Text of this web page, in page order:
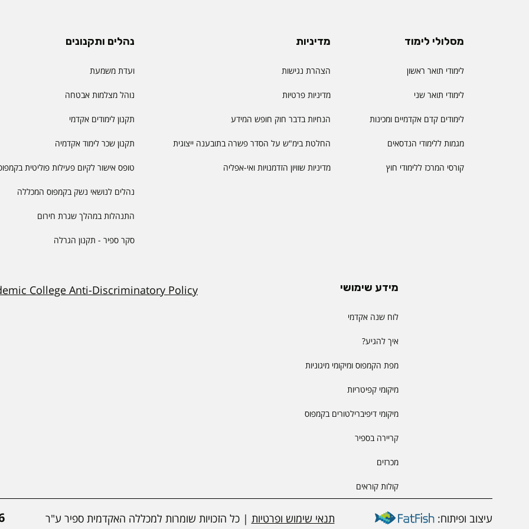
מסלולי לימוד
לימודי תואר ראשון
לימודי תואר שני
לימודים קדם אקדמיים ומכינות
מגמות ללימודי הנדסאים
קורסי המרכז ללימודי חוץ
מדיניות
הצהרת נגישות
מדיניות פרטיות
הנחיות בדבר חוק חופש המידע
החלטת בימ"ש על הסדר פשרה בתובענה ייצוגית
מדיניות שוויון הזדמנויות ואי-אפליה
נהלים ותקנונים
ועדת משמעת
נוהל מצלמות אבטחה
תקנון לימודים אקדמי
תקנון שכר לימוד אקדמיה
טופס אישור לקיום פעילות פוליטית
נהלים לנושאי נשק בקמפוס המכללה
התנהלות במהלך שגרת חירום
סקר ספיר - תקנון הגרלה
מידע שימושי
לוח שנה אקדמי
איך להגיע?
מפת הקמפוס ומיקומי מיגוניות
מיקומי קפיטריות
מיקומי דיפיברילטורים בקמפוס
קריירה בספיר
מכרזים
קולות קוראים
College Anti-Discriminatory Policy
עיצוב ופיתוח: תנאי שימוש ופרטיות | כל הזכויות שומרות למכללה האקדמית ספיר ע"ר